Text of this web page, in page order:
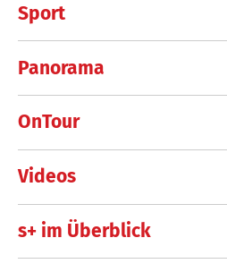
Sport
Panorama
OnTour
Videos
s+ im Überblick